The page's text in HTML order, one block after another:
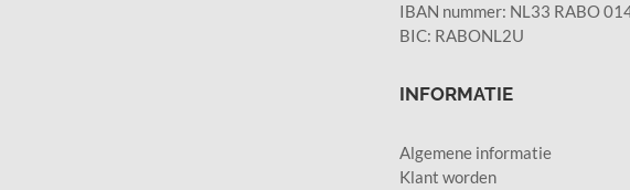
IBAN nummer: NL33 RABO
BIC: RABONL2U
INFORMATIE
Algemene informatie
Klant worden